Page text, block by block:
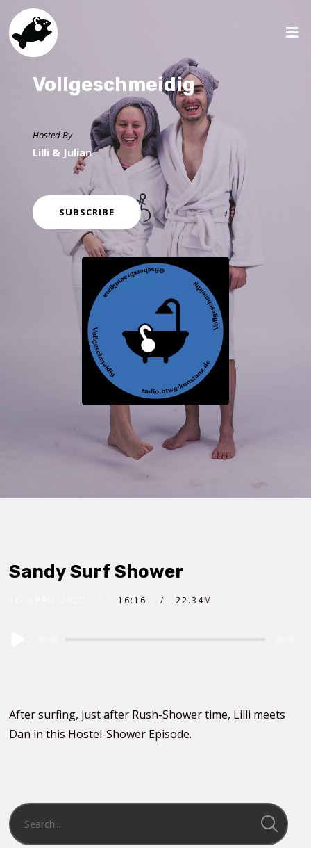
Vollgeschmeidig
Hosted By
Lilli & Julian
SUBSCRIBE
Sandy Surf Shower
16:16 22.34M
After surfing, just after Rush-Shower time, Lilli meets
Dan in this Hostel-Shower Episode.